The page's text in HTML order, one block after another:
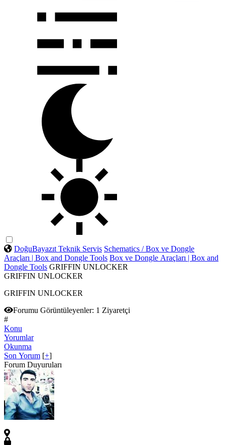
DoğuBayazıt Teknik Servis Schematics / Box ve Dongle
Araçları | Box and Dongle Tools Box ve Dongle Araçları | Box and
Dongle Tools GRIFFIN UNLOCKER
GRIFFIN UNLOCKER
GRIFFIN UNLOCKER
Forumu Görüntüleyenler: 1 Ziyaretçi
#
Konu
Yorumlar
Okunma
Son Yorum [+]
Forum Duyuruları